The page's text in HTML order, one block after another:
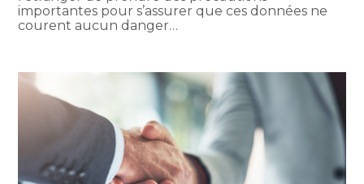
importantes pour s’assurer que ces données ne
courent aucun danger…